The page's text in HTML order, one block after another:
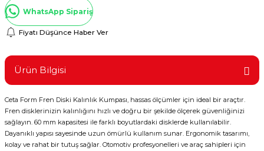
Atölye Aletleri
WhatsApp Sipariş
Fiyatı Düşünce Haber Ver
Ürün Bilgisi
Ceta Form Fren Diski Kalınlık Kumpası, hassas ölçümler için ideal bir araçtır.
Fren disklerinizin kalınlığını hızlı ve doğru bir şekilde ölçerek güvenliğinizi
sağlayın. 60 mm kapasitesi ile farklı boyutlardaki disklerde kullanılabilir.
Dayanıklı yapısı sayesinde uzun ömürlü kullanım sunar. Ergonomik tasarımı,
kolay ve rahat bir tutuş sağlar. Otomotiv profesyonelleri ve araç sahipleri için